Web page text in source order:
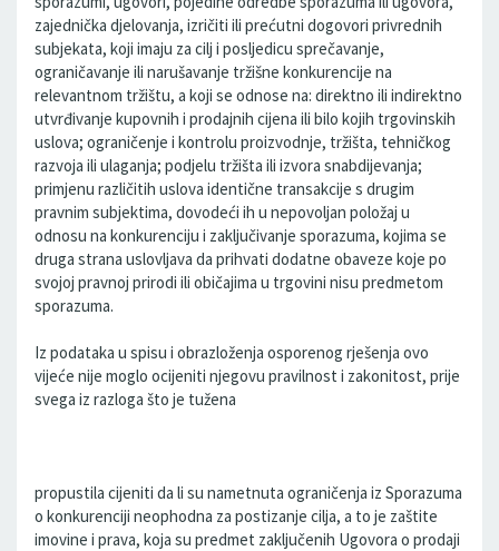
zajednička djelovanja, izričiti ili prećutni dogovori privrednih
subjekata, koji imaju za cilj i posljedicu sprečavanje,
ograničavanje ili narušavanje tržišne konkurencije na
relevantnom tržištu, a koji se odnose na: direktno ili indirektno
utvrđivanje kupovnih i prodajnih cijena ili bilo kojih trgovinskih
uslova; ograničenje i kontrolu proizvodnje, tržišta, tehničkog
razvoja ili ulaganja; podjelu tržišta ili izvora snabdijevanja;
primjenu različitih uslova identične transakcije s drugim
pravnim subjektima, dovodeći ih u nepovoljan položaj u
odnosu na konkurenciju i zaključivanje sporazuma, kojima se
druga strana uslovljava da prihvati dodatne obaveze koje po
svojoj pravnoj prirodi ili običajima u trgovini nisu predmetom
sporazuma.
Iz podataka u spisu i obrazloženja osporenog rješenja ovo
vijeće nije moglo ocijeniti njegovu pravilnost i zakonitost, prije
svega iz razloga što je tužena
propustila cijeniti da li su nametnuta ograničenja iz Sporazuma
o konkurenciji neophodna za postizanje cilja, a to je zaštite
imovine i prava, koja su predmet zaključenih Ugovora o prodaji